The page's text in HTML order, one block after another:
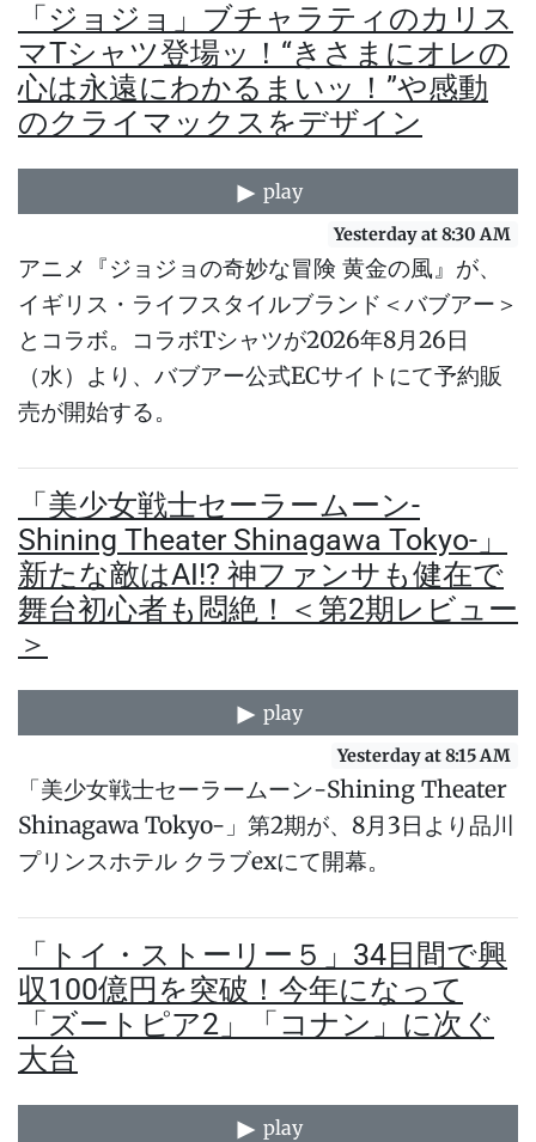
「ジョジョ」ブチャラティのカリス
マTシャツ登場ッ！“きさまにオレの
心は永遠にわかるまいッ！”や感動
のクライマックスをデザイン
play
Yesterday at 8:30 AM
アニメ『ジョジョの奇妙な冒険 黄金の風』が、
イギリス・ライフスタイルブランド＜バブアー＞
とコラボ。コラボTシャツが2026年8月26日
（水）より、バブアー公式ECサイトにて予約販
売が開始する。
「美少女戦士セーラームーン-
Shining Theater Shinagawa Tokyo-」
新たな敵はAI!? 神ファンサも健在で
舞台初心者も悶絶！＜第2期レビュー
＞
play
Yesterday at 8:15 AM
「美少女戦士セーラームーン-Shining Theater
Shinagawa Tokyo-」第2期が、8月3日より品川
プリンスホテル クラブexにて開幕。
「トイ・ストーリー５」34日間で興
収100億円を突破！今年になって
「ズートピア2」「コナン」に次ぐ
大台
play